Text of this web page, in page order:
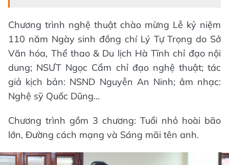
Chương trình nghệ thuật chào mừng Lễ kỷ niệm
110 năm Ngày sinh đồng chí Lý Tự Trọng do Sở
Văn hóa, Thể thao & Du lịch Hà Tĩnh chỉ đạo nội
dung; NSƯT Ngọc Cẩm chỉ đạo nghệ thuật; tác
giả kịch bản: NSND Nguyễn An Ninh; âm nhạc:
Nghệ sỹ Quốc Dũng…
Chương trình gồm 3 chương: Tuổi nhỏ hoài bão
lớn, Đường cách mạng và Sáng mãi tên anh.